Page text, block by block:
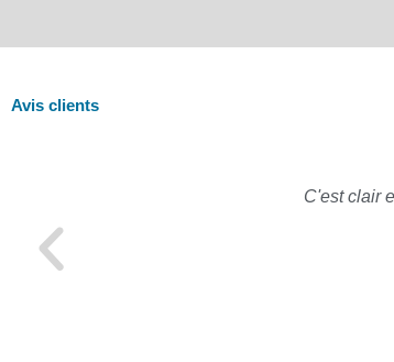
Avis clients
C'est clair